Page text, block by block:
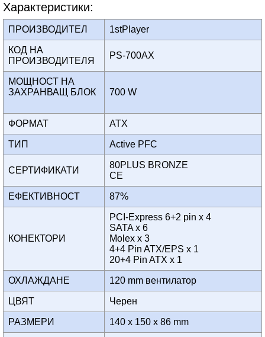
Характеристики:
ПРОИЗВОДИТЕЛ 1stPlayer
КОД НА
ПРОИЗВОДИТЕЛЯ
PS-700AX
МОЩНОСТ НА
ЗАХРАНВАЩ БЛОК
700 W
ФОРМАТ ATX
ТИП Active PFC
СЕРТИФИКАТИ
80PLUS BRONZE
CE
ЕФЕКТИВНОСТ 87%
КОНЕКТОРИ
PCI-Express 6+2 pin x 4
SATA x 6
Molex x 3
4+4 Pin ATX/EPS x 1
20+4 Pin ATX x 1
ОХЛАЖДАНЕ 120 mm вентилатор
ЦВЯТ Черен
РАЗМЕРИ 140 x 150 x 86 mm